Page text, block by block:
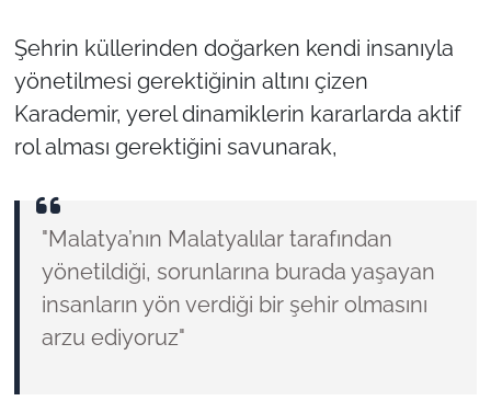
Şehrin küllerinden doğarken kendi insanıyla
yönetilmesi gerektiğinin altını çizen
Karademir, yerel dinamiklerin kararlarda aktif
rol alması gerektiğini savunarak,
"Malatya’nın Malatyalılar tarafından
yönetildiği, sorunlarına burada yaşayan
insanların yön verdiği bir şehir olmasını
arzu ediyoruz"